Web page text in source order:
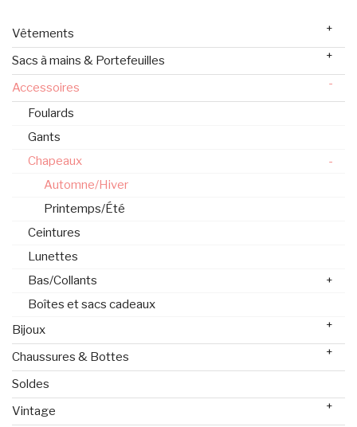
Vêtements +
Sacs à mains & Portefeuilles +
Accessoires -
Foulards
Gants
Chapeaux
-
Automne/Hiver
Printemps/Été
Ceintures
Lunettes
Bas/Collants
+
Boîtes et sacs cadeaux
Bijoux
+
Chaussures & Bottes +
Soldes
Vintage
+